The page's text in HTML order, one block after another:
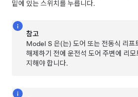
밑에 있는 스위치를 누릅니다.
참고
Model S 은(는) 도어 또는 전동식 리프
해제하기 전에 운전석 도어 주변에 리
지해야 합니다.